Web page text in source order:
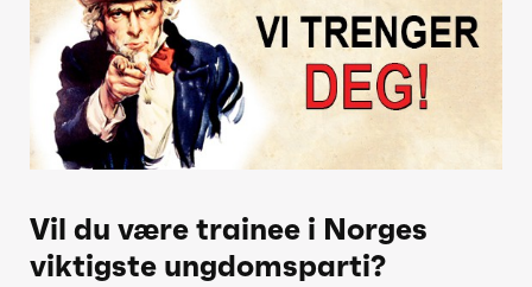
Vil du være trainee i Norges
viktigste ungdomsparti?